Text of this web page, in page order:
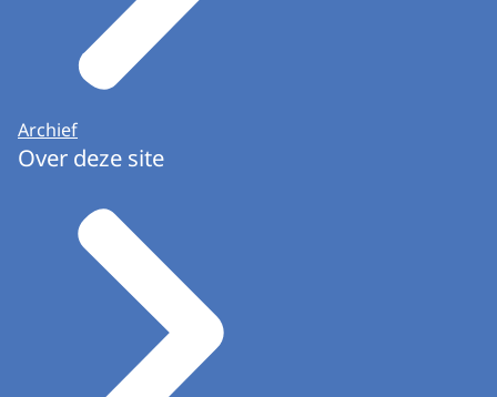
Archief
Over deze site